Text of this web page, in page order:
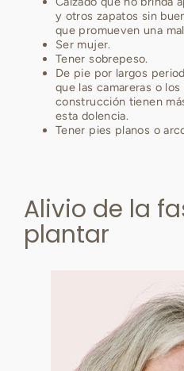
y otros zapatos sin
que promueven una
Ser mujer.
Tener sobrepeso.
De pie por largos
que las camareras o
construcción tienen
esta dolencia.
Tener pies planos o
Alivio de la
plantar